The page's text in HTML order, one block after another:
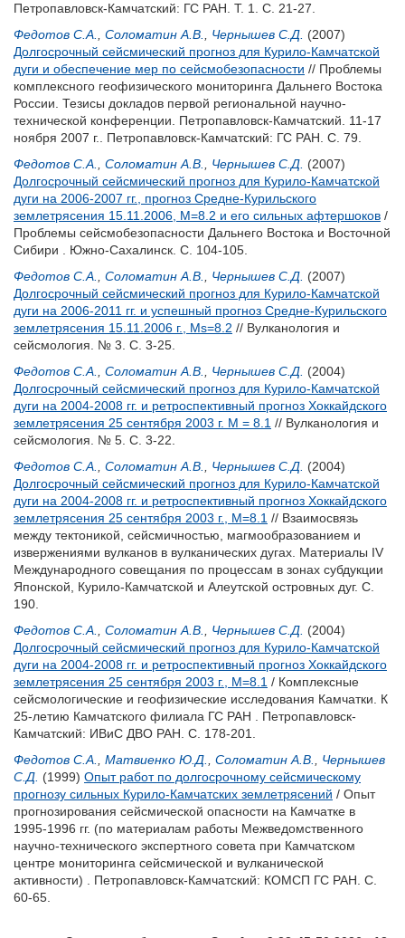
Петропавловск-Камчатский: ГС РАН. Т. 1. С. 21-27.
Федотов С.А.
Соломатин А.В. Чернышев С.Д. (2007)
Долгосрочный сейсмический прогноз для Курило-Камчатской
дуги и обеспечение мер по сейсмобезопасности // Проблемы
комплексного геофизического мониторинга Дальнего Востока
России. Тезисы докладов первой региональной научно-
технической конференции. Петропавловск-Камчатский. 11-17
ноября 2007 г.. Петропавловск-Камчатский: ГС РАН. С. 79.
Федотов С.А.
Соломатин А.В. Чернышев С.Д. (2007)
Долгосрочный сейсмический прогноз для Курило-Камчатской
дуги на 2006-2007 гг., прогноз Средне-Курильского
землетрясения 15.11.2006, M=8.2 и его сильных афтершоков /
Проблемы сейсмобезопасности Дальнего Востока и Восточной
Сибири . Южно-Сахалинск. С. 104-105.
Федотов С.А.
Соломатин А.В. Чернышев С.Д. (2007)
Долгосрочный сейсмический прогноз для Курило-Камчатской
дуги на 2006-2011 гг. и успешный прогноз Средне-Курильского
землетрясения 15.11.2006 г., Мs=8.2 // Вулканология и
сейсмология. № 3. С. 3-25.
Федотов С.А.
Соломатин А.В. Чернышев С.Д. (2004)
Долгосрочный сейсмический прогноз для Курило-Камчатской
дуги на 2004-2008 гг. и ретроспективный прогноз Хоккайдского
землетрясения 25 сентября 2003 г. М = 8.1 // Вулканология и
сейсмология. № 5. С. 3-22.
Федотов С.А.
Соломатин А.В. Чернышев С.Д. (2004)
Долгосрочный сейсмический прогноз для Курило-Камчатской
дуги на 2004-2008 гг. и ретроспективный прогноз Хоккайдского
землетрясения 25 сентября 2003 г., М=8.1 // Взаимосвязь
между тектоникой, сейсмичностью, магмообразованием и
извержениями вулканов в вулканических дугах. Материалы IV
Международного совещания по процессам в зонах субдукции
Японской, Курило-Камчатской и Алеутской островных дуг. С.
190.
Федотов С.А.
Соломатин А.В. Чернышев С.Д. (2004)
Долгосрочный сейсмический прогноз для Курило-Камчатской
дуги на 2004-2008 гг. и ретроспективный прогноз Хоккайдского
землетрясения 25 сентября 2003 г., М=8.1 / Комплексные
сейсмологические и геофизические исследования Камчатки. К
25-летию Камчатского филиала ГС РАН . Петропавловск-
Камчатский: ИВиС ДВО РАН. С. 178-201.
Федотов С.А.
Матвиенко Ю.Д. Соломатин А.В.
Чернышев
С.Д. (1999) Опыт работ по долгосрочному сейсмическому
прогнозу сильных Курило-Камчатских землетрясений / Опыт
прогнозирования сейсмической опасности на Камчатке в
1995-1996 гг. (по материалам работы Межведомственного
научно-технического экспертного совета при Камчатском
центре мониторинга сейсмической и вулканической
активности) . Петропавловск-Камчатский: КОМСП ГС РАН. С.
60-65.